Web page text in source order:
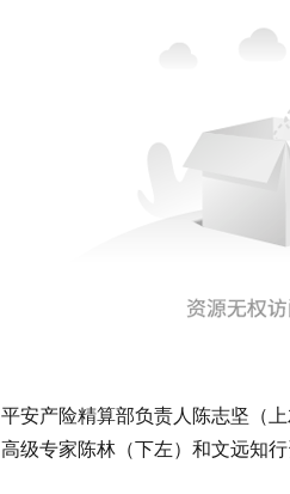
平安产险精算部负责人陈志坚（
高级专家陈林（下左）和文远知